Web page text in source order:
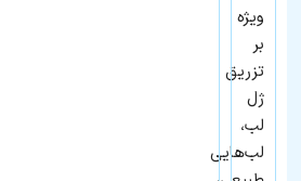
ویژه
بر
تزریق
ژل
لب،
لب‌هایی